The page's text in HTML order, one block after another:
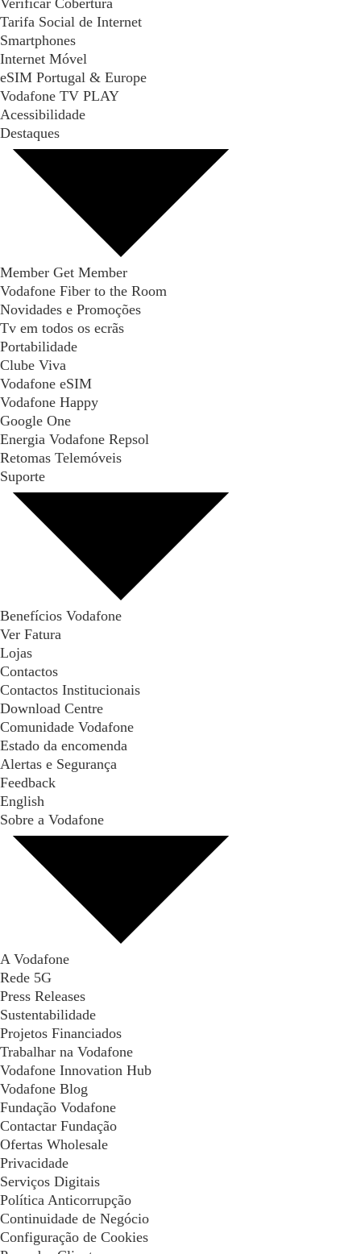
Tarifa Social de Internet
Smartphones
Internet Móvel
eSIM Portugal & Europe
Vodafone TV PLAY
Acessibilidade
Destaques
Member Get Member
Vodafone Fiber to the Room
Novidades e Promoções
Tv em todos os ecrãs
Portabilidade
Clube Viva
Vodafone eSIM
Vodafone Happy
Google One
Energia Vodafone Repsol
Retomas Telemóveis
Suporte
Benefícios Vodafone
Ver Fatura
Lojas
Contactos
Contactos Institucionais
Download Centre
Comunidade Vodafone
Estado da encomenda
Alertas e Segurança
Feedback
English
Sobre a Vodafone
A Vodafone
Rede 5G
Press Releases
Sustentabilidade
Projetos Financiados
Trabalhar na Vodafone
Vodafone Innovation Hub
Vodafone Blog
Fundação Vodafone
Contactar Fundação
Ofertas Wholesale
Privacidade
Serviços Digitais
Política Anticorrupção
Continuidade de Negócio
Configuração de Cookies